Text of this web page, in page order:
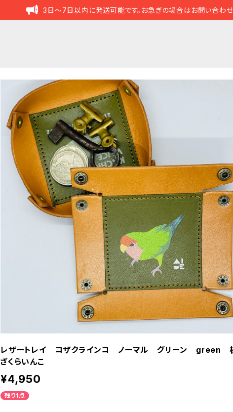
3日～7日以内に発送可能です。お急ぎの場合はお問い合わ
レザートレイ コザクラインコ ノーマル グリーン green
ざくらいんこ
¥4,950
残り1点